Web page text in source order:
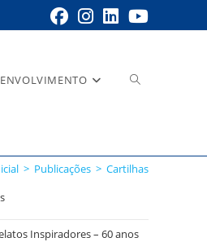
> Publicações > Cartilhas
Inspiradores – 60 anos